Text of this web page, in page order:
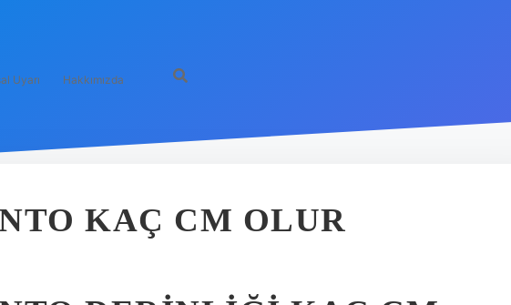
Uyarı Hakkımızda
KAÇ CM OLUR